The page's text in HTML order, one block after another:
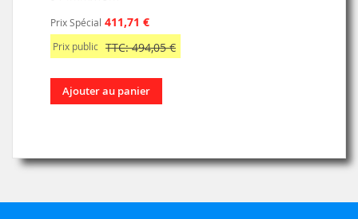
Prix Spécial 411,71 €
Prix public TTC: 494,05 €
Ajouter au panier